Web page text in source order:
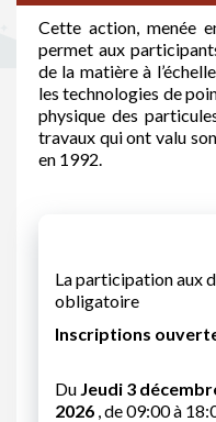
Cette action, menée
permet aux
de la matière à
les technologies de
physique des
travaux qui ont valu
en 1992.
La participation aux
obligatoire
Inscriptions
Du Jeudi 3
2026 , de 09:00 à